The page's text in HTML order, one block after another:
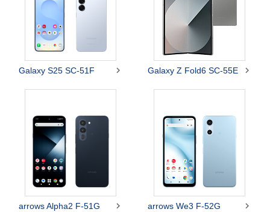
Galaxy S25 SC-51F  Galaxy Z Fold6 SC-55E 
arrows Alpha2 F-51G  arrows We3 F-52G 